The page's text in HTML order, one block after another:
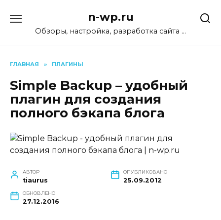
содержанию
n-wp.ru
Обзоры, настройка, разработка сайта …
ГЛАВНАЯ » ПЛАГИНЫ
Simple Backup – удобный
плагин для создания
полного бэкапа блога
АВТОР
tiaurus
ОПУБЛИКОВАНО
25.09.2012
ОБНОВЛЕНО
27.12.2016